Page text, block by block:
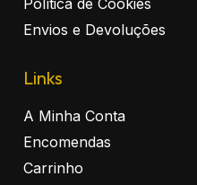
Envios e Devoluções
Links
A Minha Conta
Encomendas
Carrinho